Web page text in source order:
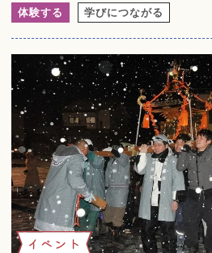
体験する 学びにつながる
イベント